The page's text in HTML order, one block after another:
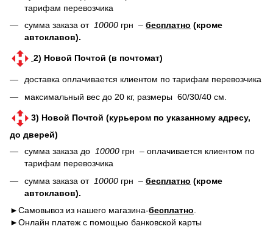
тарифам перевозчика
сумма заказа от 10000 грн – бесплатно (кроме
автоклавов).
2) Новой Почтой (в почтомат)
доставка оплачивается клиентом по тарифам перевозчика
максимальный вес до 20 кг, размеры 60/30/40 см.
3) Новой Почтой (курьером по указанному адресу,
до дверей)
сумма заказа до 10000 грн – оплачивается клиентом по
тарифам перевозчика
сумма заказа от 10000 грн – бесплатно (кроме
автоклавов).
►Самовывоз из нашего магазина-бесплатно
►Онлайн платеж с помощью банковской карты